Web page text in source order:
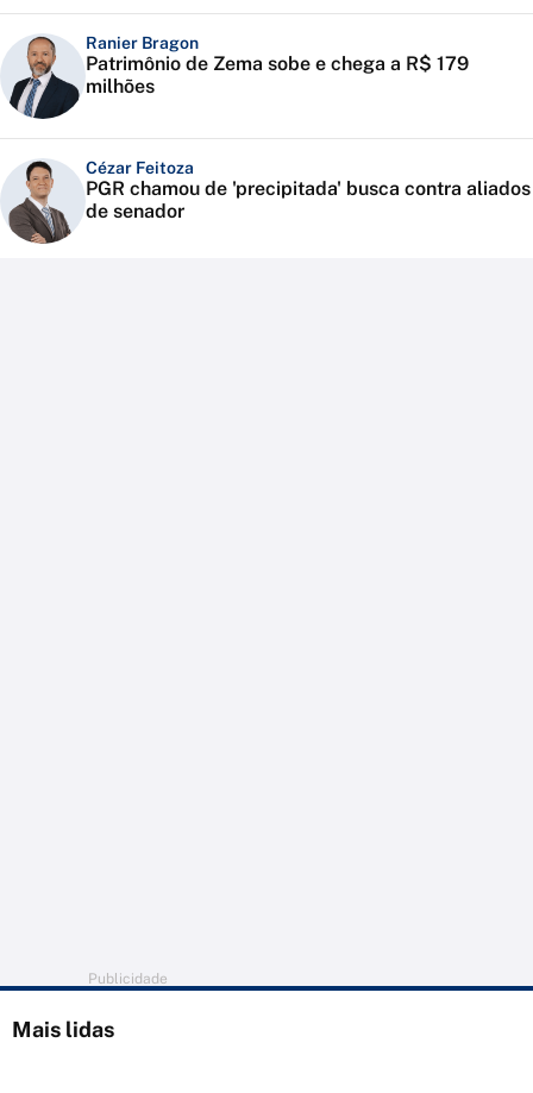
Ranier Bragon
Patrimônio de Zema sobe e chega a R$ 179
milhões
Cézar Feitoza
PGR chamou de 'precipitada' busca contra aliados
de senador
Publicidade
Mais lidas